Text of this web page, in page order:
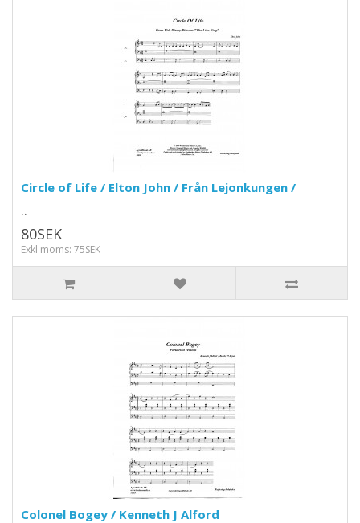
Circle of Life / Elton John / Från Lejonkungen /
..
80SEK
Exkl moms: 75SEK
Colonel Bogey / Kenneth J Alford